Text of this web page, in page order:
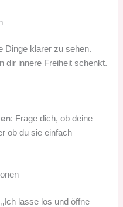
Dinge klarer zu sehen.
dir innere Freiheit schenkt.
: Frage dich, ob deine
ob du sie einfach
lasse los und öffne